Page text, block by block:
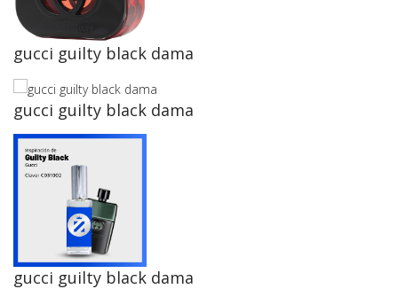
gucci guilty black dama
gucci guilty black dama
gucci guilty black dama